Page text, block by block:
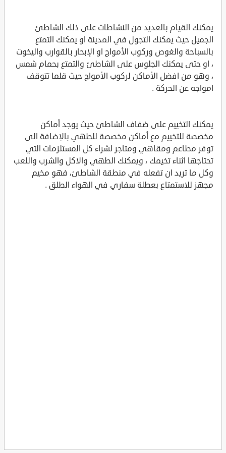
يمكنك القيام بالعديد من النشاطات على ذلك الشاطئ
الجميل حيث يمكنك التجول في المدينة او يمكنك التمتع
بالسباحة والغوص وركوب الأمواج او الإبحار بالقوارب واليخوت
، او حتى يمكنك الجلوس على الشاطئ والتمتع بحمام شمس
، وهو من افضل الأماكن لركوب الأمواج حيث قلما تتوقف
امواجه عن الحركة .
يمكنك التخييم على ضفاف الشاطئ حيث يوجد أماكن
مخصصة للتخييم مع أماكن مخصصة للطهي بالإضافة الى
توفر مطاعم ومقاهي ومتاجر لشراء كل المستلزمات التي
تحتاجها اثناء تخيمك ، ويمكنك الطهي والاكل والشرب واللعب
وكل ما تريد ان تفعله في منطقة الشاطئ، فهو مخيم
مجهز للاستمتاع بعطلة سفاري في الهواء الطلق .